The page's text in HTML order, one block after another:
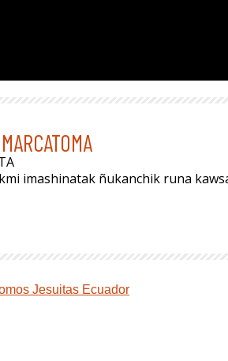
imashinatak ñukanchik runa
Jesuitas Ecuador